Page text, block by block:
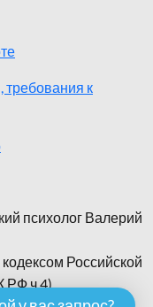
требования к
психолог Валерий
Российской
РФ ч.4)